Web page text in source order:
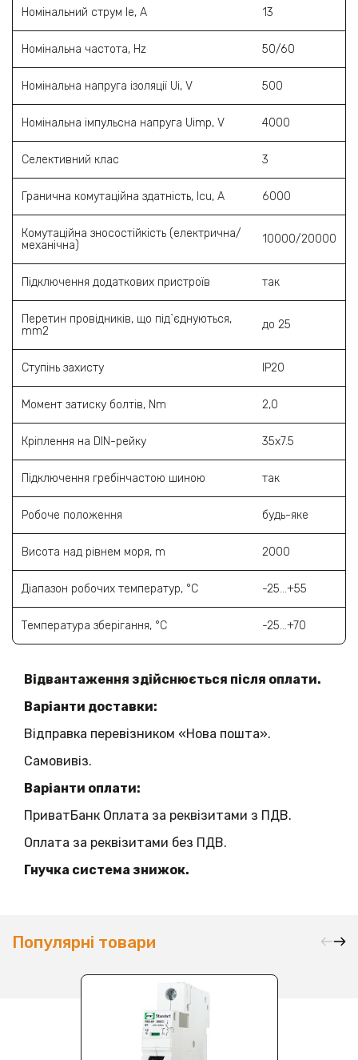
Номінальний струм Ie, A 13
Номінальна частота, Hz 50/60
Номінальна напруга ізоляції Ui, V 500
Номінальна імпульсна напруга Uimp, V 4000
Селективний клас 3
Гранична комутаційна здатність, Icu, A 6000
Комутаційна зносостійкість (електрична/
механічна)
10000/20000
Підключення додаткових пристроїв так
Перетин провідників, що під`єднуються,
mm2
до 25
Ступінь захисту ІР20
Момент затиску болтів, Nm 2,0
Кріплення на DIN-рейку 35х7.5
Підключення гребінчастою шиною так
Робоче положення будь-яке
Висота над рівнем моря, m 2000
Діапазон робочих температур, °C -25…+55
Температура зберігання, °C -25…+70
Відвантаження здійснюється після оплати.
Варіанти доставки:
Відправка перевізником «Нова пошта».
Самовивіз.
Варіанти оплати:
ПриватБанк Оплата за реквізитами з ПДВ.
Оплата за реквізитами без ПДВ.
Гнучка система знижок.
Популярні товари